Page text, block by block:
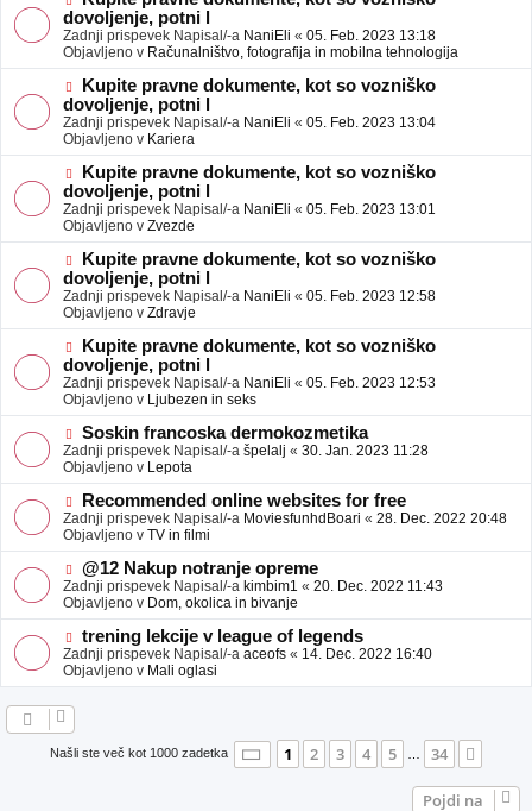
e
b
j
a
v
e
o
v
e
o
b
a
v
e
dovoljenje, potni l
Zadnji prispevek Napisal/-a NaniEli « 05. Feb. 2023 13:18
Objavljeno v Računalništvo, fotografija in mobilna tehnologija
N
o
v
e
o
b
a
v
e
Kupite pravne dokumente, kot so vozniško
dovoljenje, potni l
Zadnji prispevek Napisal/-a NaniEli « 05. Feb. 2023 13:04
Objavljeno v Kariera
N
o
v
e
o
b
a
v
e
Kupite pravne dokumente, kot so vozniško
dovoljenje, potni l
Zadnji prispevek Napisal/-a NaniEli « 05. Feb. 2023 13:01
Objavljeno v Zvezde
N
o
v
e
o
b
a
v
e
Kupite pravne dokumente, kot so vozniško
dovoljenje, potni l
Zadnji prispevek Napisal/-a NaniEli « 05. Feb. 2023 12:58
Objavljeno v Zdravje
N
o
v
e
o
b
j
a
v
e
Kupite pravne dokumente, kot so vozniško
dovoljenje, potni l
Zadnji prispevek Napisal/-a NaniEli « 05. Feb. 2023 12:53
Objavljeno v Ljubezen in seks
N
o
v
e
o
b
j
a
v
e
Soskin francoska dermokozmetika
Zadnji prispevek Napisal/-a špelalj « 30. Jan. 2023 11:28
Objavljeno v Lepota
N
o
v
e
o
b
j
a
v
e
Recommended online websites for free
Zadnji prispevek Napisal/-a MoviesfunhdBoari « 28. Dec. 2022 20:48
Objavljeno v TV in filmi
N
o
v
e
o
b
j
a
@12 Nakup notranje opreme
Zadnji prispevek Napisal/-a kimbim1 « 20. Dec. 2022 11:43
Objavljeno v Dom, okolica in bivanje
N
o
v
e
a
trening lekcije v league of legends
Zadnji prispevek Napisal/-a aceofs « 14. Dec. 2022 16:40
Objavljeno v Mali oglasi
Našli ste več kot 1000 zadetka Stran 1od34
1 2 3 4 5 … 34
Pojdi na